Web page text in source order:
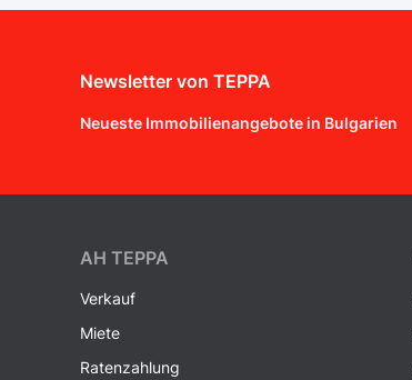
Newsletter von TEPPA
Neueste Immobilienangebote in Bulgarien
AH ТEPPA
Verkauf
Miete
Ratenzahlung